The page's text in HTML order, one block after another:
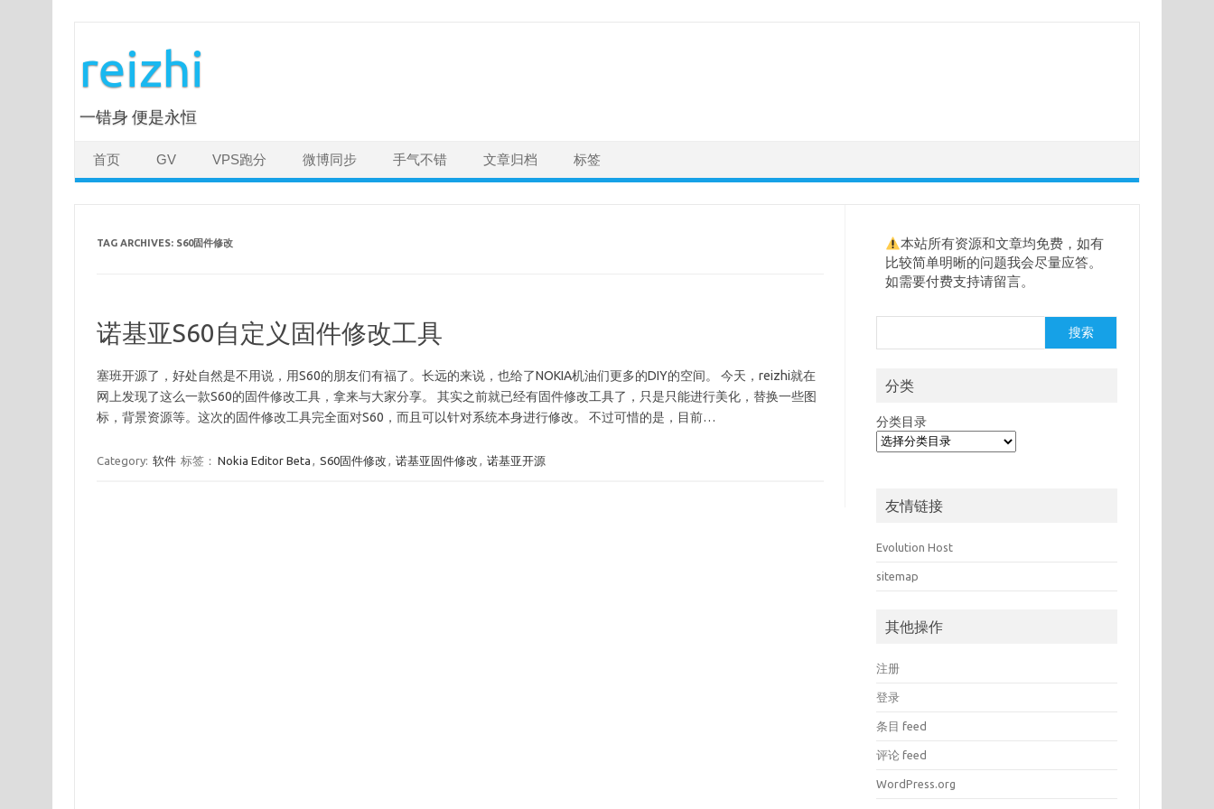
reizhi
一错身 便是永恒
首页 GV VPS跑分 微博同步 手气不错 文章归档 标签
TAG ARCHIVES: S60固件修改
诺基亚S60自定义固件修改工具
塞班开源了，好处自然是不用说，用S60的朋友们有福了。长远的来说，也给了NOKIA机油们更多的DIY的空间。 今天，reizhi就在
网上发现了这么一款S60的固件修改工具，拿来与大家分享。 其实之前就已经有固件修改工具了，只是只能进行美化，替换一些图
标，背景资源等。这次的固件修改工具完全面对S60，而且可以针对系统本身进行修改。 不过可惜的是，目前…
Category: 软件 标签： Nokia Editor Beta , S60固件修改 , 诺基亚固件修改 , 诺基亚开源
本站所有资源和文章均免费，如有
比较简单明晰的问题我会尽量应答。
如需要付费支持请留言。
索
搜索
分类
分类目录
友情链接
Evolution Host
sitemap
其他操作
注册
登录
条目 feed
评论 feed
WordPress.org